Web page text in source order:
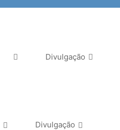
Divulgação
Divulgação